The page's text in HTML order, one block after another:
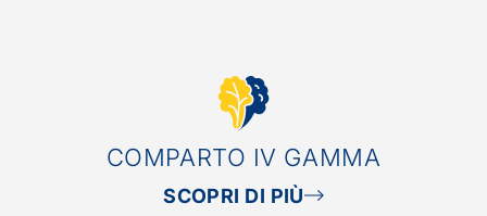
COMPARTO IV GAMMA
SCOPRI DI PIÙ